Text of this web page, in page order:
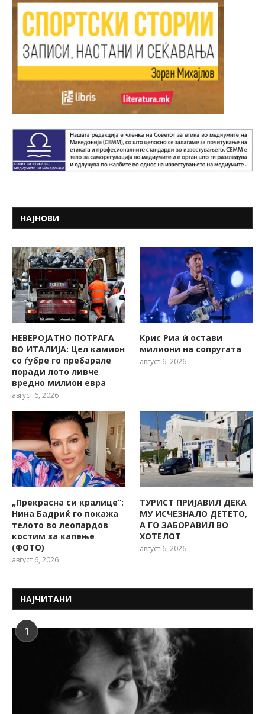
НАЈНОВИ
НЕВЕРОЈАТНО ПОТРАГА
ВО ИТАЛИЈА: Цел камион
со ѓубре го пребарале
поради лото ливче
вредно милион евра
август 6, 2026
Крис Риа ѝ остави
милиони на сопругата
август 6, 2026
„Прекрасна си кралице“:
Нина Бадриќ го покажа
телото во леопардов
костим за капење
(ФОТО)
август 6, 2026
ТУРИСТ ПРИЈАВИЛ ДЕКА
МУ ИСЧЕЗНАЛО ДЕТЕТО,
А ГО ЗАБОРАВИЛ ВО
ХОТЕЛОТ
август 6, 2026
НАЈЧИТАНИ
1